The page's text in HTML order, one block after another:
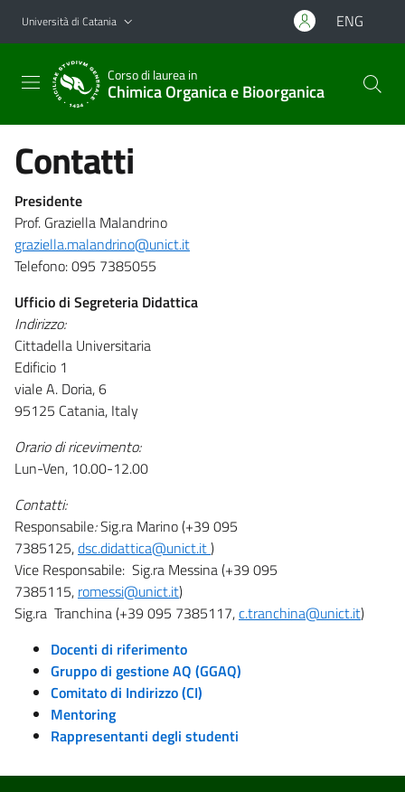
Vai al contenuto principale
Vai al menu di navigazione
Università di Catania ENG
Corso di laurea in
Chimica Organica e Bioorganica
Contatti
Presidente
Prof. Graziella Malandrino
graziella.malandrino@unict.it
Telefono: 095 7385055
Ufficio di Segreteria Didattica
Indirizzo:
Cittadella Universitaria
Edificio 1
viale A. Doria, 6
95125 Catania, Italy
Orario di ricevimento:
Lun-Ven, 10.00-12.00
Contatti:
Responsabile:Sig.ra Marino (+39 095
7385125,dsc.didattica@unict.it)
Vice Responsabile: Sig.ra Messina (+39 095
7385115, romessi@unict.it)
Sig.ra Tranchina (+39 095 7385117,c.tranchina@unict.it)
Docenti di riferimento
Gruppo di gestione AQ (GGAQ)
Comitato di Indirizzo (CI)
Mentoring
Rappresentanti degli studenti